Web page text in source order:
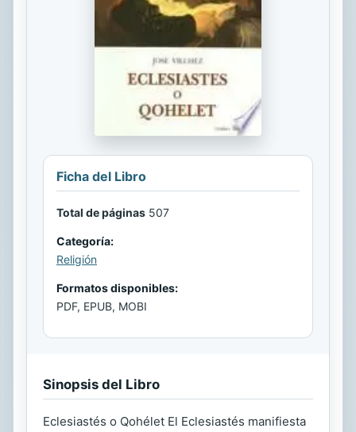
Ficha del Libro
Total de páginas 507
Categoría:
Religión
Formatos disponibles:
PDF, EPUB, MOBI
Sinopsis del Libro
Eclesiastés o Qohélet El Eclesiastés manifiesta